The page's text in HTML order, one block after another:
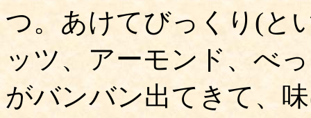
つ。あけてびっくり(と
ッツ、アーモンド、べ
がバンバン出てきて、